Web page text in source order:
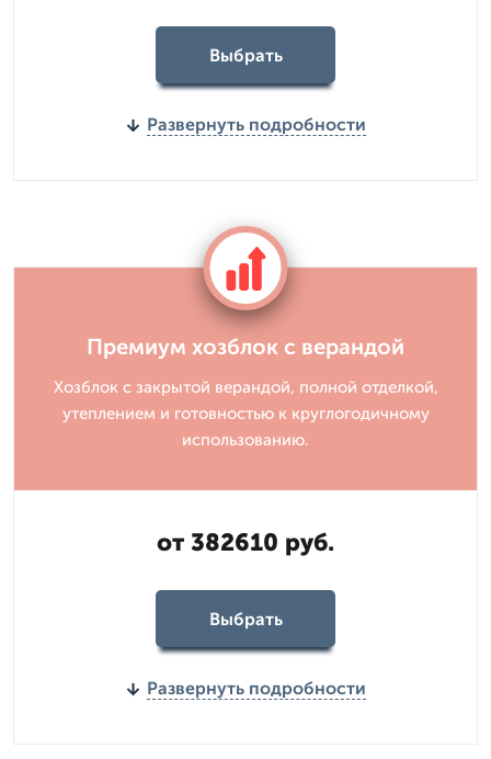
Выбрать
Развернуть подробности
Премиум хозблок с верандой
Хозблок с закрытой верандой, полной отделкой,
утеплением и готовностью к круглогодичному
использованию.
от 382610 руб.
Выбрать
Развернуть подробности